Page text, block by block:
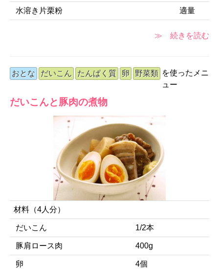
水溶き片栗粉 適量
≫ 続きを読む
おとな だいこん たんぱく質 卵 野菜類 を使ったメニ
ュー
だいこんと豚肉の煮物
材料（4人分）
だいこん 1/2本
豚肩ロース肉 400g
卵 4個